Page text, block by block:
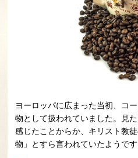
ヨーロッパに広まった当初、コ
物として扱われていました。見
感じたことからか、キリスト教
物」とすら言われていたようです